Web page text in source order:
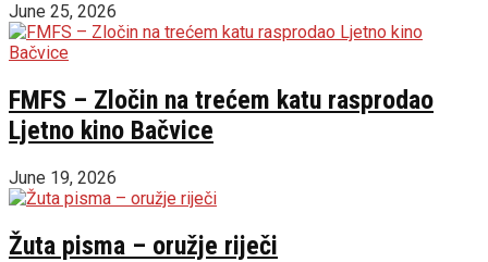
June 25, 2026
FMFS – Zločin na trećem katu rasprodao
Ljetno kino Bačvice
June 19, 2026
Žuta pisma – oružje riječi